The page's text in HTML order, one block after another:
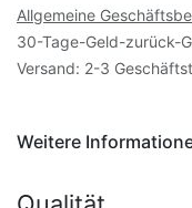
Allgemeine
30-Tage-Geld-zurück-
Versand: 2-3
Weitere